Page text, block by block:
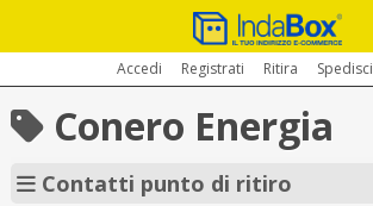
Accedi Registrati Ritira Spedisci
Conero Energia
Contatti punto di ritiro